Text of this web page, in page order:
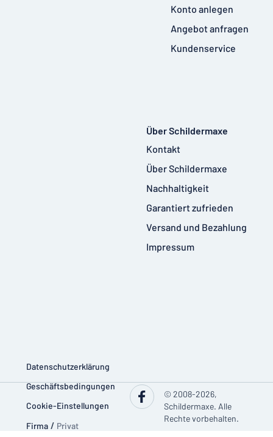
Konto anlegen
Angebot anfragen
Kundenservice
Über Schildermaxe
Kontakt
Über Schildermaxe
Nachhaltigkeit
Garantiert zufrieden
Versand und Bezahlung
Impressum
Datenschutzerklärung
Geschäftsbedingungen
Cookie-Einstellungen
Firma / Privat
© 2008-2026,
Schildermaxe. Alle
Rechte vorbehalten.